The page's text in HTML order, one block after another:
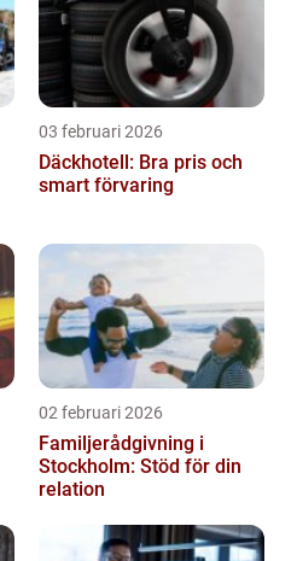
03 februari 2026
Däckhotell: Bra pris och
smart förvaring
02 februari 2026
Familjerådgivning i
Stockholm: Stöd för din
relation